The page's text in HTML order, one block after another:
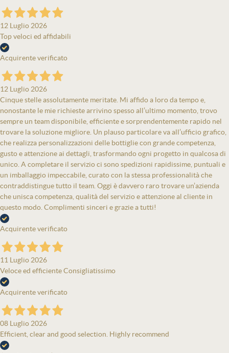
12 Luglio 2026
Top veloci ed affidabili
Acquirente verificato
12 Luglio 2026
Cinque stelle assolutamente meritate. Mi affido a loro da tempo e,
nonostante le mie richieste arrivino spesso all’ultimo momento, trovo
sempre un team disponibile, efficiente e sorprendentemente rapido nel
trovare la soluzione migliore. Un plauso particolare va all’ufficio grafico,
che realizza personalizzazioni delle bottiglie con grande competenza,
gusto e attenzione ai dettagli, trasformando ogni progetto in qualcosa di
unico. A completare il servizio ci sono spedizioni rapidissime, puntuali e
un imballaggio impeccabile, curato con la stessa professionalità che
contraddistingue tutto il team. Oggi è davvero raro trovare un’azienda
che unisca competenza, qualità del servizio e attenzione al cliente in
questo modo. Complimenti sinceri e grazie a tutti!
Acquirente verificato
11 Luglio 2026
Veloce ed efficiente Consigliatissimo
Acquirente verificato
08 Luglio 2026
Efficient, clear and good selection. Highly recommend